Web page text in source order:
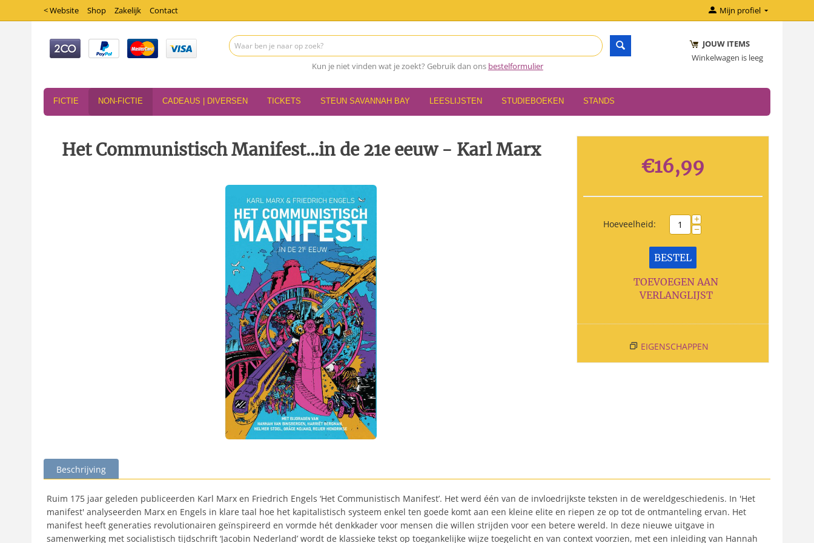
< Website Shop Zakelijk Contact Mijn profiel
Kun je niet vinden wat je zoekt? Gebruik dan ons bestelformulier
JOUW ITEMS
Winkelwagen is leeg
FICTIE NON-FICTIE CADEAUS | DIVERSEN TICKETS STEUN SAVANNAH BAY LEESLIJSTEN STUDIEBOEKEN STANDS
Het Communistisch Manifest...in de 21e eeuw - Karl Marx
€16,99
Hoeveelheid: +
−
BESTEL
TOEVOEGEN AAN
VERLANGLIJST
EIGENSCHAPPEN
Beschrijving
Ruim 175 jaar geleden publiceerden Karl Marx en Friedrich Engels ‘Het Communistisch Manifest’. Het werd één van de invloedrijkste teksten in de wereldgeschiedenis. In 'Het
manifest' analyseerden Marx en Engels in klare taal hoe het kapitalistisch systeem enkel ten goede komt aan een kleine elite en riepen ze op tot de ontmanteling ervan. Het
manifest heeft generaties revolutionairen geïnspireerd en vormde hét denkkader voor mensen die willen strijden voor een betere wereld. In deze nieuwe uitgave in
samenwerking met socialistisch tijdschrift ‘Jacobin Nederland’ wordt de klassieke tekst op toegankelijke wijze toegelicht en van context voorzien, met een inleiding van Hannah